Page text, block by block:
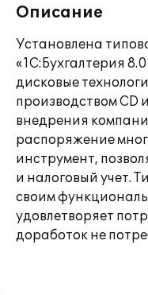
Описание
Установлена
«1С:Бухгалтерия
дисковые
производством СD
внедрения
распоряжение
инструмент,
и налоговый учет.
своим
удовлетворяет
доработок не